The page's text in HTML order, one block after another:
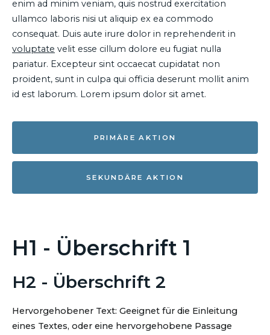
enim ad minim veniam, quis nostrud exercitation
ullamco laboris nisi ut aliquip ex ea commodo
consequat. Duis aute irure dolor in reprehenderit in
voluptate velit esse cillum dolore eu fugiat nulla
pariatur. Excepteur sint occaecat cupidatat non
proident, sunt in culpa qui officia deserunt mollit anim
id est laborum. Lorem ipsum dolor sit amet.
PRIMÄRE AKTION
SEKUNDÄRE AKTION
H1 - Überschrift 1
H2 - Überschrift 2
Hervorgehobener Text: Geeignet für die Einleitung
eines Textes, oder eine hervorgehobene Passage